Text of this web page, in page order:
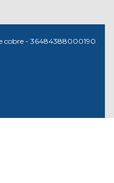
cobre - 36484388000190